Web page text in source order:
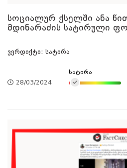
სოციალურ ქსელში ანა
მდინარაძის სატირული
ვერდიქტი: სატირა
28/03/2024
სატირა